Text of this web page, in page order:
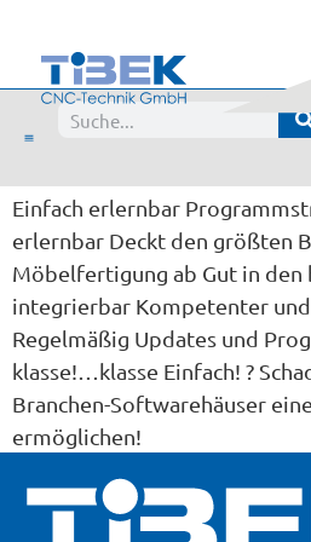
Bewertung:
K.Lorenzen,
Einfach erlernbar
erlernbar Deckt den größten
Möbelfertigung ab Gut in
integrierbar Kompetenter
Regelmäßig Updates und
klasse!…klasse Einfach! ?
Branchen-Softwarehäuser
ermöglichen!